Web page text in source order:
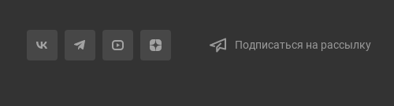
Подписаться на рассылку